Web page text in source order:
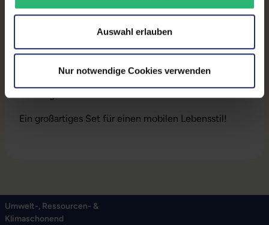
Auswahl erlauben
Nur notwendige Cookies verwenden
oder Boot – ohne PC, Notebook oder Steckdose.
In Kombination mit der Halterung für
Lüftungsschlitze in Fahrzeugen können Sie ein
Telefon mit einer Größe zwischen 5,5 und 8,5 cm
befestigen.
Ein großartiges Set für einen mobilen Lebensstil!
Umwelt-, Ressourcen- &
Klimaschonend